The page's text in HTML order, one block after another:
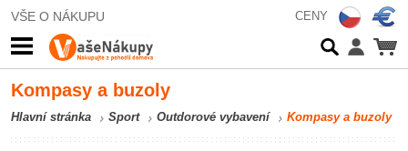
VŠE O NÁKUPU CENY
Kompasy a buzoly
Hlavní stránka Sport Outdorové vybavení Kompasy a buzoly